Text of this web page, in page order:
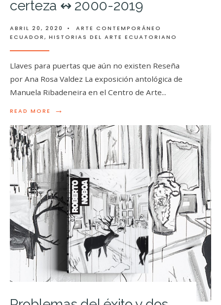
certeza ↭ 2000-2019
ABRIL 20, 2020 •
ARTE CONTEMPORÁNEO
ECUADOR, HISTORIAS DEL ARTE ECUATORIANO
Llaves para puertas que aún no existen Reseña
por Ana Rosa Valdez La exposición antológica de
Manuela Ribadeneira en el Centro de Arte...
READ MORE →